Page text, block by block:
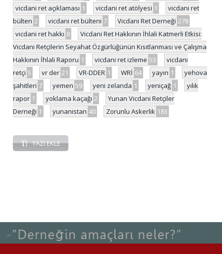
vicdani ret açıklaması 1 vicdani ret atölyesi 1
vicdani ret
bülten 2 vicdani ret bülteni 7 Vicdani Ret Derneği 278
vicdani ret hakkı 8
Vicdani Ret Hakkının İhlali Katmerli Etkisi:
Vicdani Retçilerin Seyahat Özgürlüğünün Kısıtlanması ve Çalışma
Hakkının İhlali Raporu 1 vicdani ret izleme 53
vicdani
retçi 5 vr der 21 VR-DDER 1 WRİ 64 yayın 1
yehova
şahitleri 7 yemen 59 yeni zelanda 1 yeniçağ 1
yılık
rapor 1 yoklama kaçağı 2
Yunan Vicdani Retçiler
Derneği 1 yunanistan 40 Zorunlu Askerlik 183
YAZI EKLE